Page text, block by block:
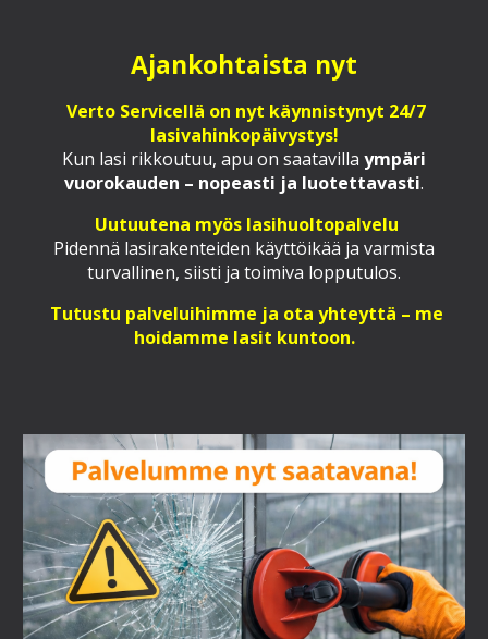
Ajankohtaista nyt
Verto Servicellä on nyt käynnistynyt 24/7
lasivahinkopäivystys!
Kun lasi rikkoutuu, apu on saatavilla ympäri
vuorokauden – nopeasti ja luotettavasti.
Uutuutena myös lasihuoltopalvelu
Pidennä lasirakenteiden käyttöikää ja varmista
turvallinen, siisti ja toimiva lopputulos.
Tutustu palveluihimme ja ota yhteyttä – me
hoidamme lasit kuntoon.